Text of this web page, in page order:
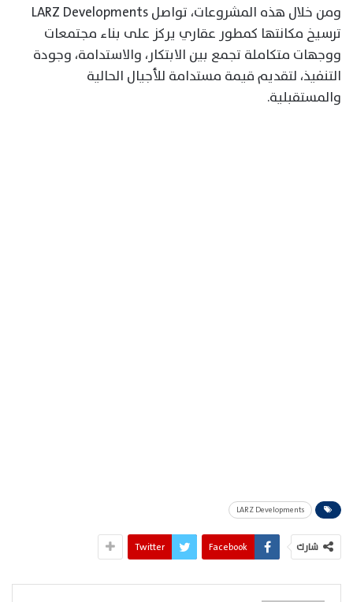
ومن خلال هذه المشروعات، تواصل LARZ Developments
ترسيخ مكانتها كمطور عقاري يركز على بناء مجتمعات
ووجهات متكاملة تجمع بين الابتكار، والاستدامة، وجودة
التنفيذ، لتقديم قيمة مستدامة للأجيال الحالية
والمستقبلية.
LARZ Developments
شارك Facebook
Twitter